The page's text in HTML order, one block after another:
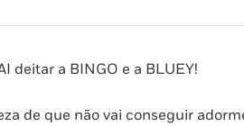
deitar a BINGO e a BLUEY!
de que não vai conseguir